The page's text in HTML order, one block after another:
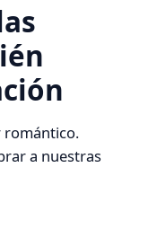
romántico.
a nuestras